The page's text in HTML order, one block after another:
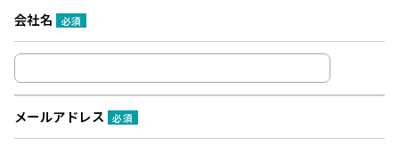
会社名 必須
メールアドレス 必須